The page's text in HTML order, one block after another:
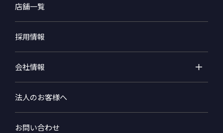
店舗一覧
採用情報
会社情報
法人のお客様へ
お問い合わせ